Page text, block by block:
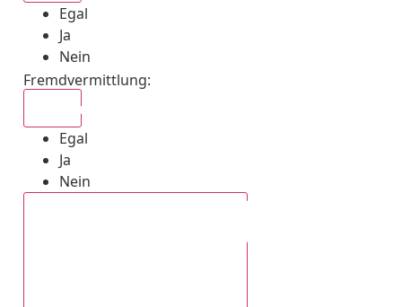
Egal
Ja
Nein
Fremdvermittlung:
Egal
Ja
Nein